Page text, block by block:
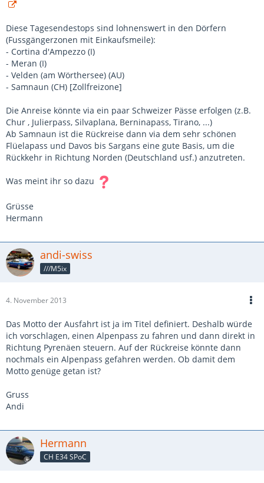
Diese Tagesendestops sind lohnenswert in den Dörfern
(Fussgängerzonen mit Einkaufsmeile):
- Cortina d'Ampezzo (I)
- Meran (I)
- Velden (am Wörthersee) (AU)
- Samnaun (CH) [Zollfreizone]
Die Anreise könnte via ein paar Schweizer Pässe erfolgen (z.B.
Chur , Julierpass, Silvaplana, Berninapass, Tirano, ...)
Ab Samnaun ist die Rückreise dann via dem sehr schönen
Flüelapass und Davos bis Sargans eine gute Basis, um die
Rückkehr in Richtung Norden (Deutschland usf.) anzutreten.
Was meint ihr so dazu
Grüsse
Hermann
andi-swiss
///M5ix
4. November 2013
Das Motto der Ausfahrt ist ja im Titel definiert. Deshalb würde
ich vorschlagen, einen Alpenpass zu fahren und dann direkt in
Richtung Pyrenäen steuern. Auf der Rückreise könnte dann
nochmals ein Alpenpass gefahren werden. Ob damit dem
Motto genüge getan ist?
Gruss
Andi
Hermann
CH E34 SPoC